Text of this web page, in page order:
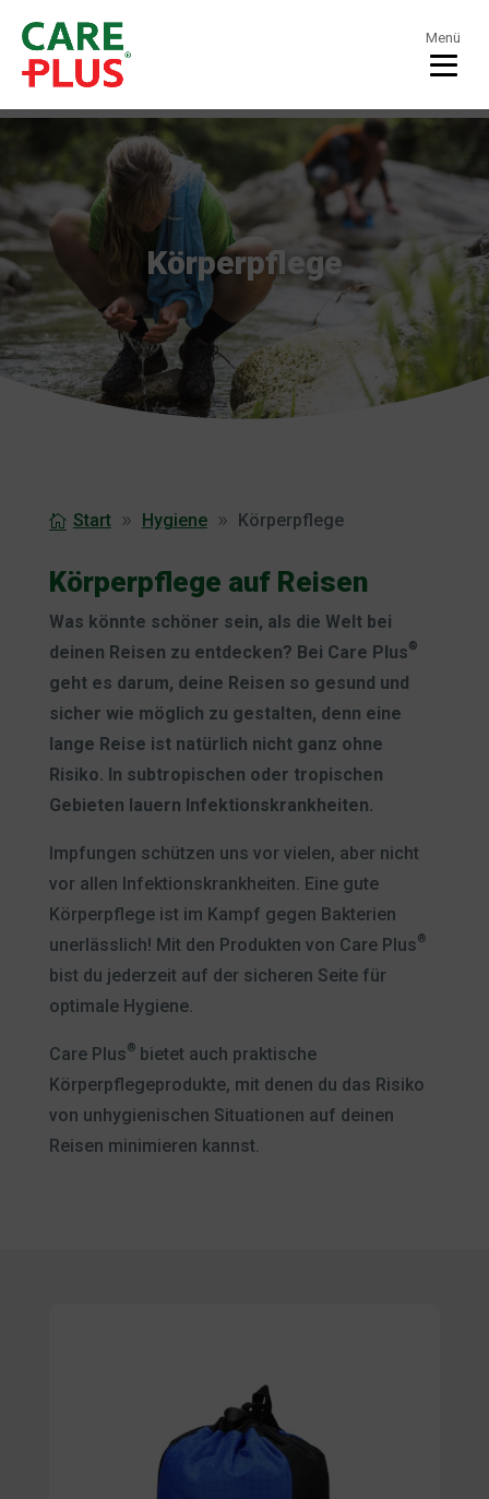
Menü
Körperpflege
Start Hygiene Körperpflege
Körperpflege auf Reisen
Was könnte schöner sein, als die Welt bei
deinen Reisen zu entdecken? Bei Care Plus®
geht es darum, deine Reisen so gesund und
sicher wie möglich zu gestalten, denn eine
lange Reise ist natürlich nicht ganz ohne
Risiko. In subtropischen oder tropischen
Gebieten lauern Infektionskrankheiten.
Impfungen schützen uns vor vielen, aber nicht
vor allen Infektionskrankheiten. Eine gute
Körperpflege ist im Kampf gegen Bakterien
unerlässlich! Mit den Produkten von Care Plus®
bist du jederzeit auf der sicheren Seite für
optimale Hygiene.
Care Plus®bietet auch praktische
Körperpflegeprodukte, mit denen du das Risiko
von unhygienischen Situationen auf deinen
Reisen minimieren kannst.